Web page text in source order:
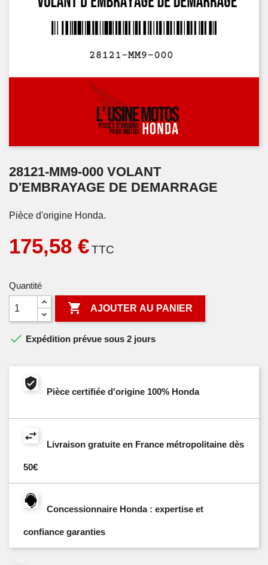
28121-MM9-000 VOLANT
D'EMBRAYAGE DE DEMARRAGE
Pièce d'origine Honda.
175,58 €TTC
Quantité
 AJOUTER AU PANIER
 Expédition prévue sous 2 jours
Pièce certifiée d'origine 100% Honda
Livraison gratuite en France métropolitaine dès
50€
Concessionnaire Honda : expertise et
confiance garanties